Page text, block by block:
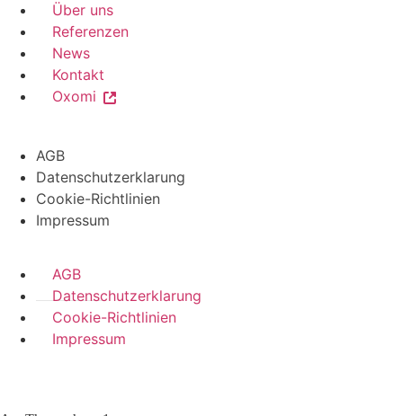
Über uns
Referenzen
News
Kontakt
Oxomi
AGB
Datenschutzerklarung
Cookie-Richtlinien
Impressum
AGB
Datenschutzerklarung
Cookie-Richtlinien
Impressum